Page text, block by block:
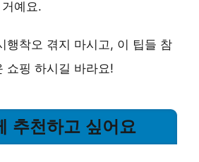
예요.
행착오 겪지 마시고, 이 팁들 참
쇼핑 하시길 바라요!
추천하고 싶어요